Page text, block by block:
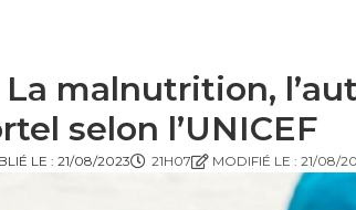
La malnutrition,
selon l’UNICEF
LE : 21/08/2023 21H07 MODIFIÉ LE : 21/08/